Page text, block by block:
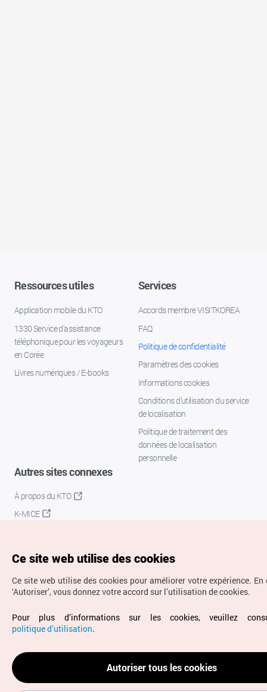
Ressources utiles
Application mobile du KTO
1330 Service d'assistance
téléphonique pour les voyageurs
en Corée
Livres numériques / E-books
Services
Accords membre VISITKOREA
FAQ
Politique de confidentialité
Paramètres des cookies
Informations cookies
Conditions d’utilisation du service
de localisation
Politique de traitement des
données de localisation
personnelle
Autres sites connexes
À propos du KTO
K-MICE
Droits d’auteur (c) Office National du Tourisme en Corée.
Tous droits réservés.
Pour les rapports d'erreurs et demandes de renseignements,
adressez vos demandes à
info.ontc@gmail.com
Ce site web utilise des cookies
Ce site web utilise des cookies pour améliorer votre expérience. En
‘Autoriser’, vous donnez votre accord sur l’utilisation de cookies.
Pour plus d’informations sur les cookies, veuillez
politique d’utilisation.
Autoriser tous les cookies